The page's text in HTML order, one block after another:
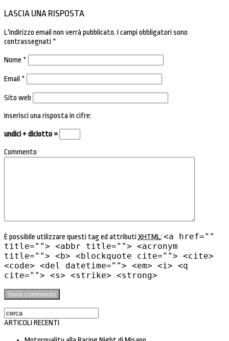
LASCIA UNA RISPOSTA
L'indirizzo email non verrà pubblicato. I campi obbligatori sono
contrassegnati *
Nome *
Email *
Sito web
Inserisci una risposta in cifre:
undici + diciotto =
Commento
È possibile utilizzare questi tag ed attributiXHTML: <a href=""
title=""> <abbr title=""> <acronym
title=""> <b> <blockquote cite=""> <cite>
<code> <del datetime=""> <em> <i> <q
cite=""> <s> <strike> <strong>
ARTICOLI RECENTI